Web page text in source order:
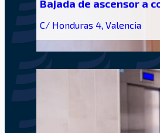
Bajada de ascensor a
C/ Honduras 4, Valencia